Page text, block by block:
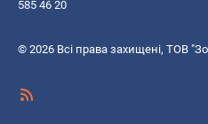
585 46 20
© 2026 Всі права захищені, ТОВ